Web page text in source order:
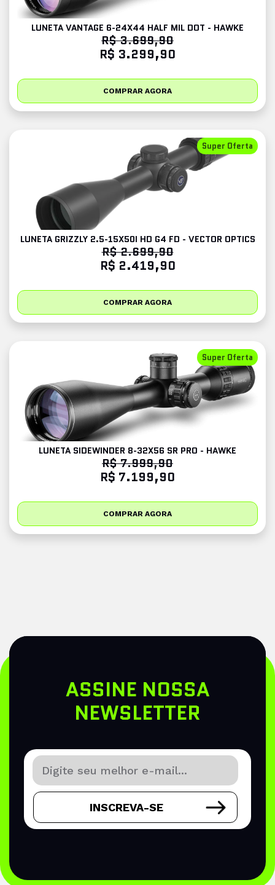
LUNETA VANTAGE 6-24X44 HALF MIL DOT - HAWKE
R$ 3.699,90
R$ 3.299,90
COMPRAR AGORA
Super Oferta
LUNETA GRIZZLY 2.5-15X50I HD G4 FD - VECTOR OPTICS
R$ 2.699,90
R$ 2.419,90
COMPRAR AGORA
Super Oferta
LUNETA SIDEWINDER 8-32X56 SR PRO - HAWKE
R$ 7.999,90
R$ 7.199,90
COMPRAR AGORA
ASSINE NOSSA
NEWSLETTER
INSCREVA-SE